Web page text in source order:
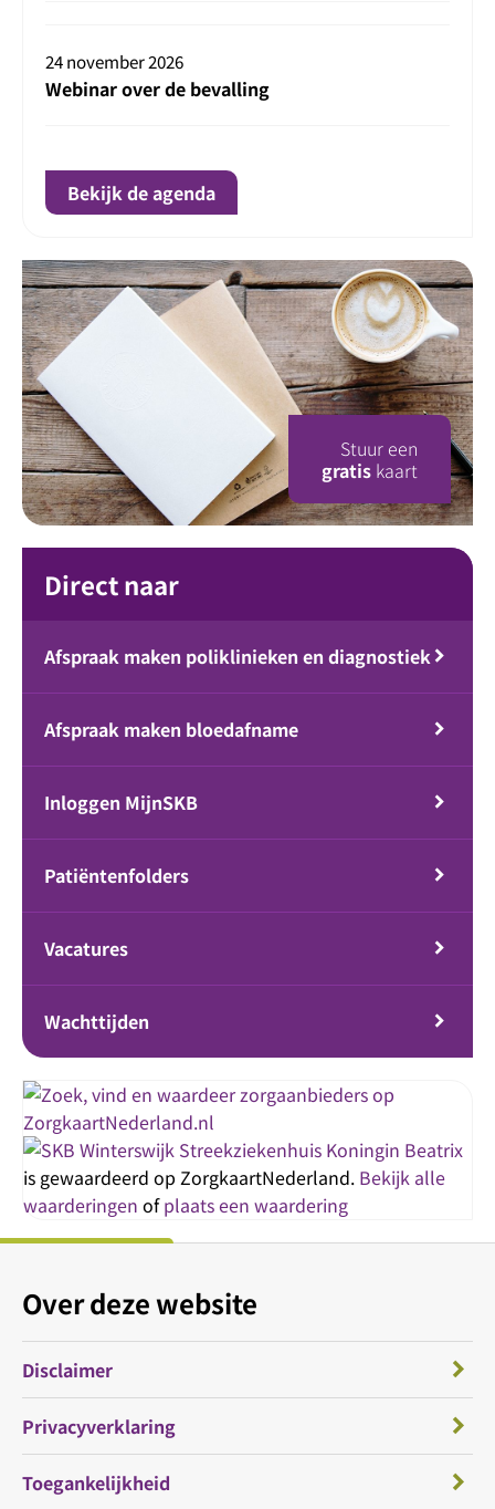
24 november 2026
Webinar over de bevalling
Bekijk de agenda
Stuur een
gratis kaart
Direct naar
Afspraak maken poliklinieken en diagnostiek
Afspraak maken bloedafname
Inloggen MijnSKB
Patiëntenfolders
Vacatures
Wachttijden
Streekziekenhuis Koningin Beatrix
is gewaardeerd op ZorgkaartNederland. Bekijk alle
waarderingen ofplaats een waardering
Over deze website
Disclaimer
Privacyverklaring
Toegankelijkheid